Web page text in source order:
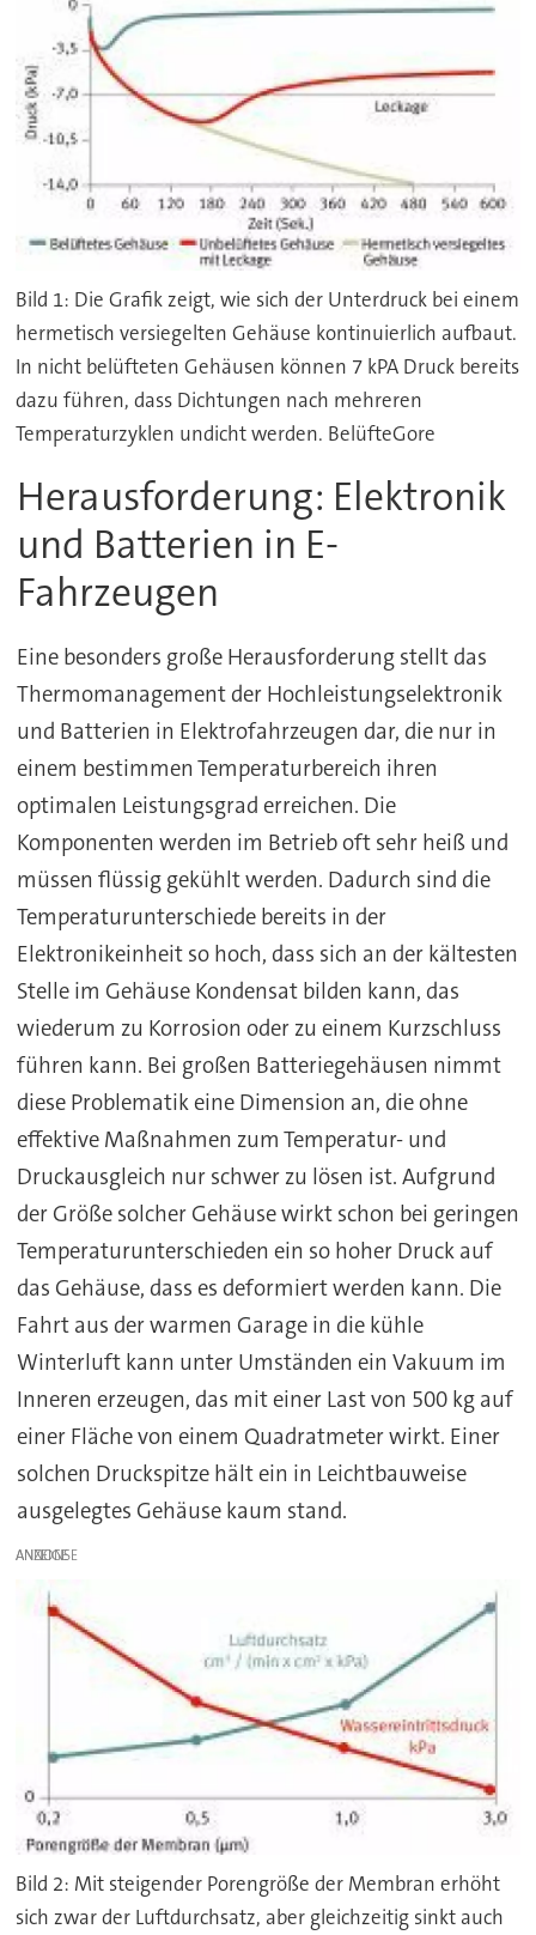
Bild 1: Die Grafik zeigt, wie sich der Unterdruck bei einem
hermetisch versiegelten Gehäuse kontinuierlich aufbaut.
In nicht belüfteten Gehäusen können 7 kPA Druck bereits
dazu führen, dass Dichtungen nach mehreren
Temperaturzyklen undicht werden. BelüfteGore
Herausforderung: Elektronik
und Batterien in E-
Fahrzeugen
Eine besonders große Herausforderung stellt das
Thermomanagement der Hochleistungselektronik
und Batterien in Elektrofahrzeugen dar, die nur in
einem bestimmen Temperaturbereich ihren
optimalen Leistungsgrad erreichen. Die
Komponenten werden im Betrieb oft sehr heiß und
müssen flüssig gekühlt werden. Dadurch sind die
Temperaturunterschiede bereits in der
Elektronikeinheit so hoch, dass sich an der kältesten
Stelle im Gehäuse Kondensat bilden kann, das
wiederum zu Korrosion oder zu einem Kurzschluss
führen kann. Bei großen Batteriegehäusen nimmt
diese Problematik eine Dimension an, die ohne
effektive Maßnahmen zum Temperatur- und
Druckausgleich nur schwer zu lösen ist. Aufgrund
der Größe solcher Gehäuse wirkt schon bei geringen
Temperaturunterschieden ein so hoher Druck auf
das Gehäuse, dass es deformiert werden kann. Die
Fahrt aus der warmen Garage in die kühle
Winterluft kann unter Umständen ein Vakuum im
Inneren erzeugen, das mit einer Last von 500 kg auf
einer Fläche von einem Quadratmeter wirkt. Einer
solchen Druckspitze hält ein in Leichtbauweise
ausgelegtes Gehäuse kaum stand.
ANZEIGE
Bild 2: Mit steigender Porengröße der Membran erhöht
sich zwar der Luftdurchsatz, aber gleichzeitig sinkt auch